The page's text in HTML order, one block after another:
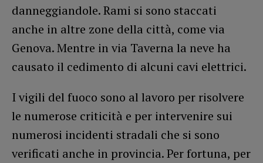
danneggiandole. Rami si sono staccati
anche in altre zone della città, come via
Genova. Mentre in via Taverna la neve ha
causato il cedimento di alcuni cavi elettrici.
I vigili del fuoco sono al lavoro per risolvere
le numerose criticità e per intervenire sui
numerosi incidenti stradali che si sono
verificati anche in provincia. Per fortuna, per